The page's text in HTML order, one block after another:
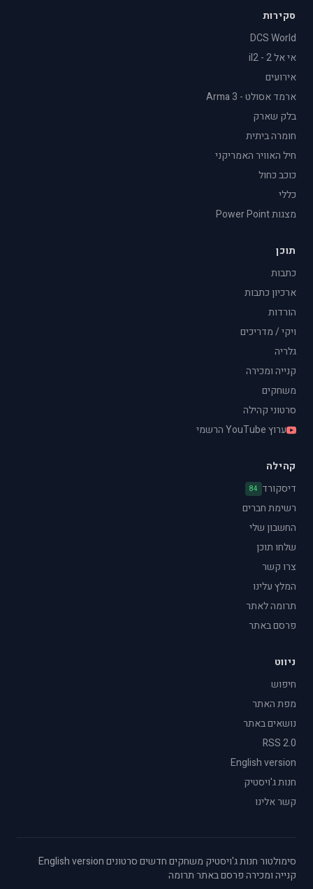
סקירות
DCS World
אי אל 2 - il2
אירועים
ארמד אסולט - Arma 3
בלק שארק
חומרה ביתית
חיל האוויר האמריקני
כוכב כחול
כללי
מצגות Power Point
תוכן
כתבות
ארכיון כתבות
הורדות
ויקי / מדריכים
גלריה
קנייה ומכירה
משחקים
סרטוני קהילה
ערוץ YouTube הרשמי
קהילה
דיסקורד 84
רשימת חברים
החשבון שלי
שלחו תוכן
צרו קשר
המלץ עלינו
תרומה לאתר
פרסם באתר
ניווט
חיפוש
מפת האתר
נושאים באתר
RSS 2.0
English version
חנות ג'ויסטיק
קשר אלינו
סימולטור·חנות ג'ויסטיק·משחקים חדשים·סרטונים·
English version
·
קנייה ומכירה·פרסם באתר·תרומה